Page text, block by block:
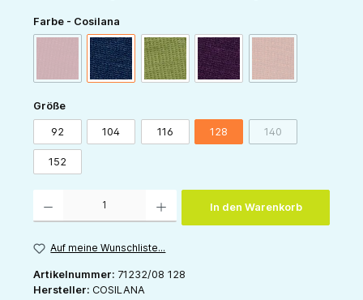
Farbe - Cosilana
(Diese Option ist zurzeit nicht verfügbar.)
marine grün pflaume
Größeauswählen
92 104 116 128 140(Diese Option ist
152
In den Warenkorb
Auf meine Wunschliste...
Artikelnummer: 71232/08 128
Hersteller: COSILANA